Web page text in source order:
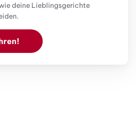
deine Lieblingsgerichte